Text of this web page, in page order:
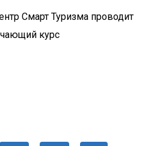
Смарт Туризма проводит
курс